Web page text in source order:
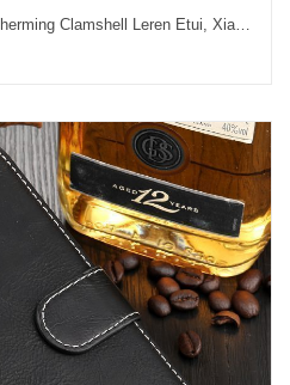
Xiaomi Redmi 6a Hoesje Bescherming Clamshell Leren Etui, Xiaomi Redmi 6a Hoesje Groen Hoes